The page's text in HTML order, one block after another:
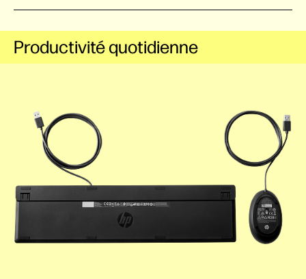
Productivité quotidienne